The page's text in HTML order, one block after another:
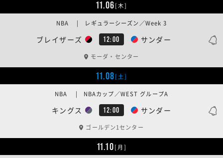
11.06[木]
ブレイザーズ 12:00 サンダー
NBA | レギュラーシーズン／Week 3
モーダ・センター
11.08[土]
キングス 12:00 サンダー
NBA | NBAカップ／WEST グループA
ゴールデン1センター
11.10[月]